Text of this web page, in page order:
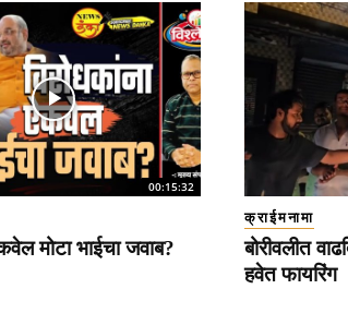
00:15:32
मोटा भाईचा जवाब?
क्राईमनामा
बोरीवलीत
हवेत फायरिंग